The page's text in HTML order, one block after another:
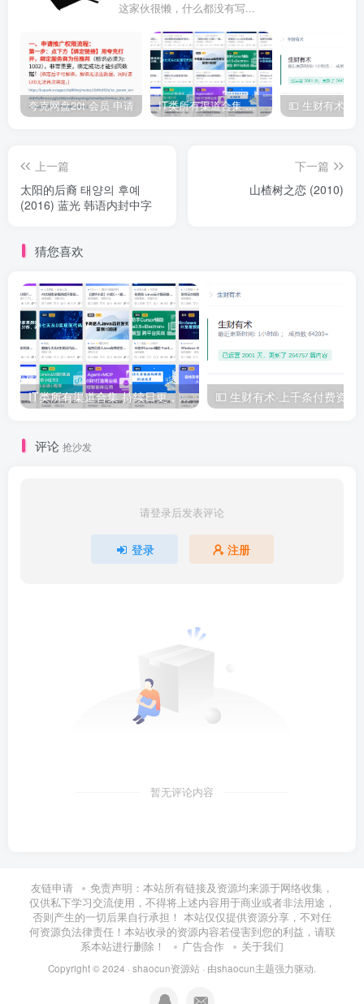
这家伙很懒，什么都没有写...
夸克网盘20t 会员 申请 IT类所有渠道合集 持续日更，目前近四千多条资源 年费用户微信私信获取权限
上一篇
太阳的后裔 태양의 후예
(2016) 蓝光 韩语内封中字
下一篇
山楂树之恋 (2010)
猜您喜欢
IT类所有渠道合集 持续日更，目前近四千多条资源 年费用户微信私信获取权限
评论 抢沙发
请登录后发表评论
登录 注册
暂无评论内容
友链申请
免责声明：本站所有链接及资源均来源于网络收集，
仅供私下学习交流使用，不得将上述内容用于商业或者非法用途，
否则产生的一切后果自行承担！ 本站仅仅提供资源分享，不对任
何资源负法律责任！本站收录的资源内容若侵害到您的利益，请联
系本站进行删除！
广告合作 关于我们
Copyright © 2024 · shaocun资源站 · 由shaocun主题强力驱动.